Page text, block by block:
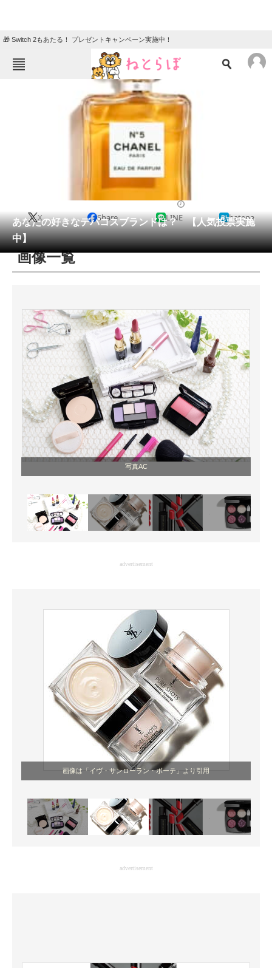
🎁 Switch 2もあたる！ プレゼントキャンペーン実施中！
ニュース
クイズ
地域
教育・育児
会員記事
メディア
注目記事を集めた総合ページ
スマホと通信の最新トレンド
進化するPCとデバイスの未来
好きが集まる 比べて選べる
ビジネスと働き方のヒント
AI活用のいまが分かる
企業ITのトレンドを詳説
マーケ×ITの今がよく分かる
ITエンジニア向け専門サイト
製造業のIT導入・活用を支援
モノづくり技術者専門サイト
エレクトロニクス専門サイト
電子設計の基本と応用
エネルギーの専門メディア
建設×テクノロジーの最前線
ちょっと気になるネットの話題
あなたの好きなデパコスブランドは？ 【人気投票実施
中】
X Share LINE hatena
画像一覧
写真AC
advertisement
画像は「イヴ・サンローラン・ボーテ」より引用
advertisement